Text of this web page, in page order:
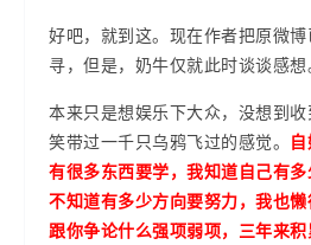
好吧，就到这。现在作者把原微
寻，但是，奶牛仅就此时谈谈感想
本来只是想娱乐下大众，没想到
笑带过一千只乌鸦飞过的感觉。
有很多东西要学，我知道自己有
不知道有多少方向要努力，我也
跟你争论什么强项弱项，三年来